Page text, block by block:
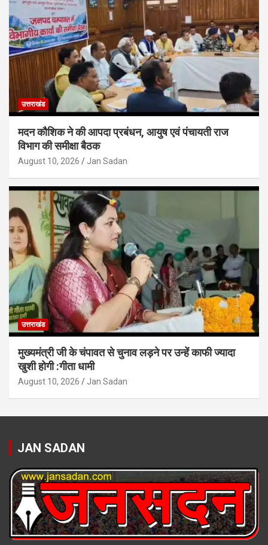
उत्तराखंड
मदन कौशिक ने की आपदा प्रबंधन, आयुष एवं पंचायती राज
विभाग की समीक्षा बैठक
August 10, 2026 Jan Sadan
उत्तराखंड
मुख्यमंत्री जी के चंपावत से चुनाव लड़ने पर उन्हें काफी ज्यादा
खुशी होगी :गीता धामी
August 10, 2026 Jan Sadan
JAN SADAN